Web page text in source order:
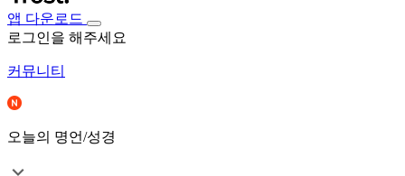
앱 다운로드
로그인을 해주세요
커뮤니티
오늘의 명언/성경